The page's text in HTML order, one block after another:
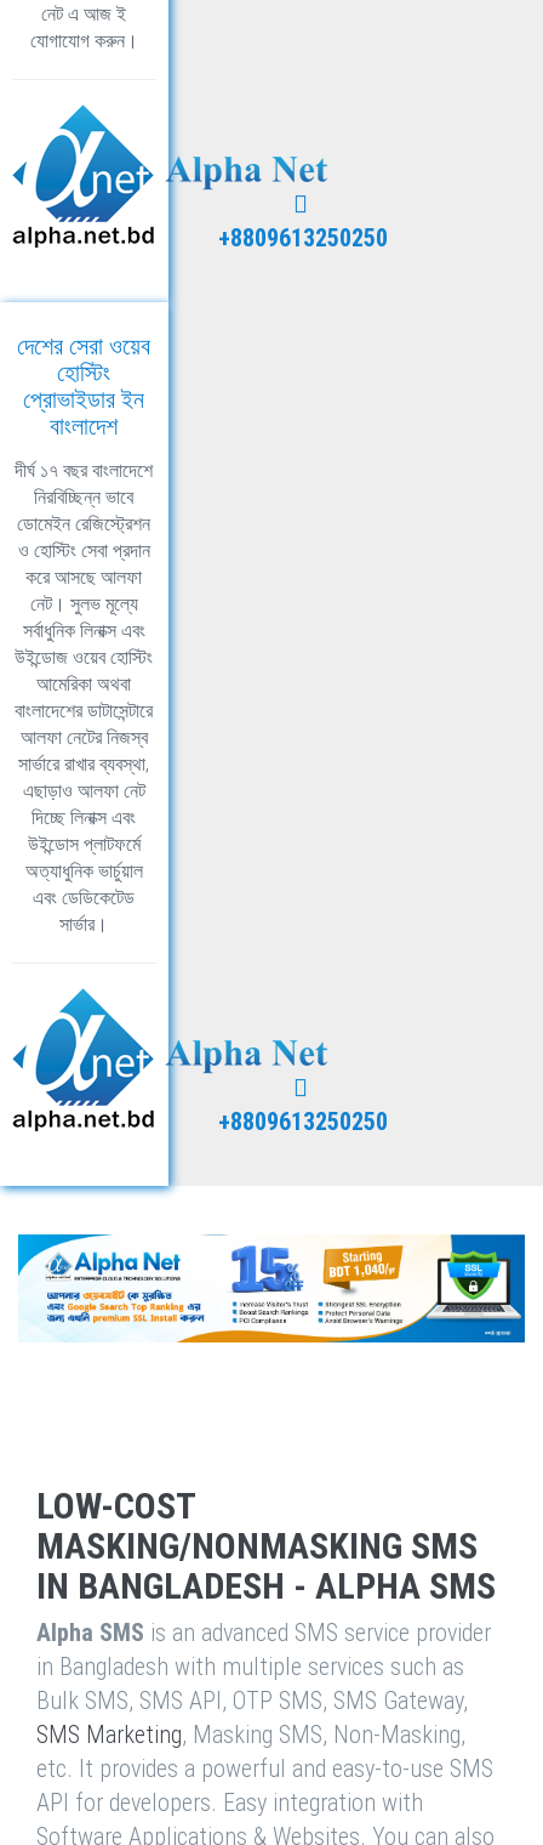
নেট এ আজ ই
যোগাযোগ করুন।
+8809613250250
দেশের সেরা ওয়েব
হোস্টিং
প্রোভাইডার ইন
বাংলাদেশ
দীর্ঘ ১৭ বছর বাংলাদেশে
নিরবিচ্ছিন্ন ভাবে
ডোমেইন রেজিস্ট্রেশন
ও হোস্টিং সেবা প্রদান
করে আসছে আলফা
নেট। সুলভ মূল্যে
সর্বাধুনিক লিনাক্স এবং
উইন্ডোজ ওয়েব হোস্টিং
আমেরিকা অথবা
বাংলাদেশের ডাটাসেন্টারে
আলফা নেটের নিজস্ব
সার্ভারে রাখার ব্যবস্থা,
এছাড়াও আলফা নেট
দিচ্ছে লিনাক্স এবং
উইন্ডোস প্লাটফর্মে
অত্যাধুনিক ভার্চুয়াল
এবং ডেডিকেটেড
সার্ভার।
+8809613250250
LOW-COST
MASKING/NONMASKING SMS
IN BANGLADESH - ALPHA SMS
Alpha SMS is an advanced SMS service provider
in Bangladesh with multiple services such as
Bulk SMS, SMS API, OTP SMS, SMS Gateway,
SMS Marketing, Masking SMS, Non-Masking,
etc. It provides a powerful and easy-to-use SMS
API for developers. Easy integration with
Software Applications & Websites. You can also